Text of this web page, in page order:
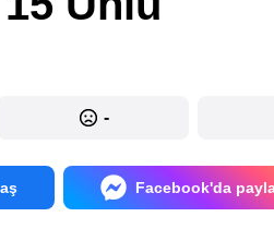
-
Facebook'da